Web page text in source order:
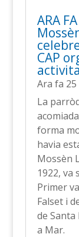
ARA
CAP
Ara fa 25
La
forma
havia
Mossèn
1922, va
Primer
Falset i
de
a Mar.